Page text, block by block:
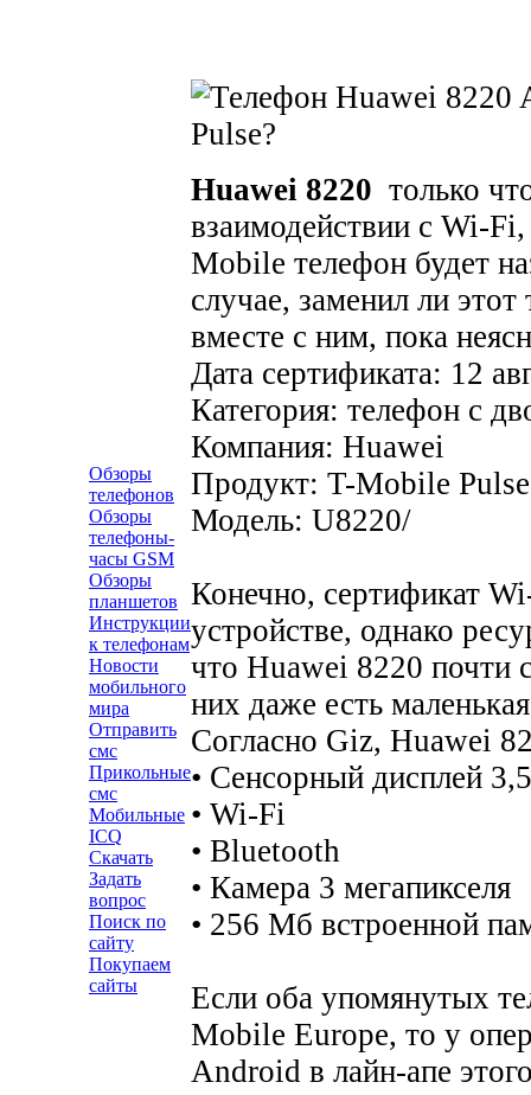
Обзоры
телефонов
Обзоры
телефоны-
часы GSM
Обзоры
планшетов
Инструкции
к телефонам
Новости
мобильного
мира
Отправить
смс
Прикольные
смс
Мобильные
ICQ
Скачать
Задать
вопрос
Поиск по
сайту
Покупаем
сайты
Huawei 8220 только
взаимодействии с Wi-
Mobile телефон будет
случае, заменил ли
вместе с ним, пока
Дата сертификата: 12
Категория: телефон с
Компания: Huawei
Продукт: T-Mobile Pulse
Модель: U8220/
Конечно, сертификат
устройстве, однако
что Huawei 8220 почти
них даже есть
Согласно Giz, Huawei
• Сенсорный дисплей
• Wi-Fi
• Bluetooth
• Камера 3 мегапикселя
• 256 Мб встроенной
Если оба упомянутых
Mobile Europe, то у
Android в лайн-апе